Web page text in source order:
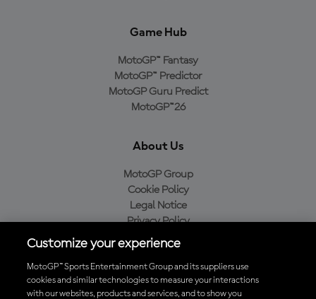
Game Hub
MotoGP™ Fantasy
MotoGP™ Predictor
MotoGP Guru Predict
MotoGP™26
About Us
MotoGP Group
Cookie Policy
Legal Notice
Privacy Policy
Purchase Policy
Baixe o aplicativo oficial da MotoGP™
Customize your experience
MotoGP™ Sports Entertainment Group and its suppliers use
cookies and similar technologies to measure your interactions
with our websites, products and services, and to show you